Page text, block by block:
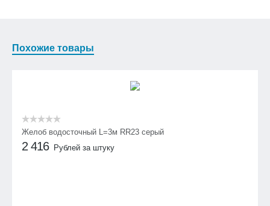
Похожие товары
Желоб водосточный L=3м RR23 серый
2 416 Рублей за штуку